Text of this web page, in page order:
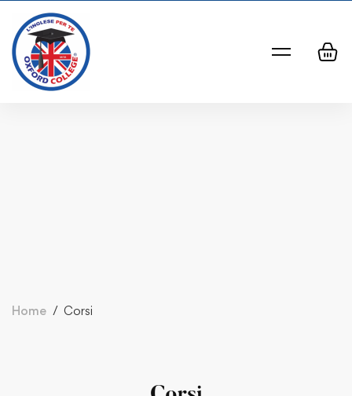
Home Corsi